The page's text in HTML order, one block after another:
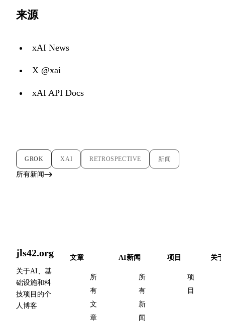
来源
xAI News
X @xai
xAI API Docs
GROK XAI RETROSPECTIVE 新闻
所有新闻
jls42.org
关于AI、基
础设施和科
技项目的个
人博客
文章
所
有
文
章
AI新闻
所
有
新
闻
项目
项
目
关于